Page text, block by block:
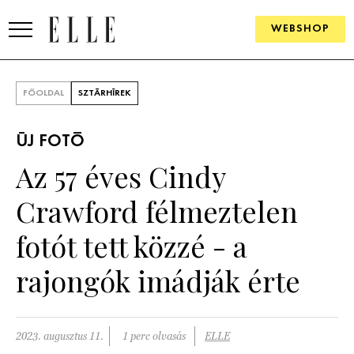
WEBSHOP
SZÉPSÉG
PÁRKAPCSOLAT
FŐOLDAL SZTÁRHÍREK
ÚJ FOTÓ
Az 57 éves Cindy
Crawford félmeztelen
fotót tett közzé - a
rajongók imádják érte
2023. augusztus 11. 1 perc olvasás ELLE